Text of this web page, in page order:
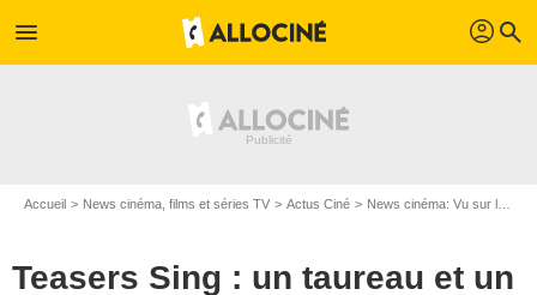
menu profil search
Accueil News cinéma, films et séries TV Actus Ciné News cinéma: Vu sur le web
Teasers Sing : un taureau et un